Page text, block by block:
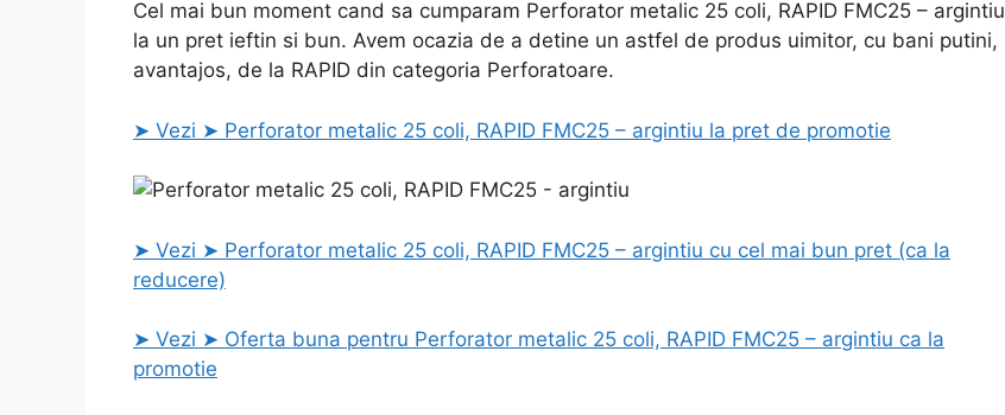
Cel mai bun moment cand sa cumparam Perforator metalic 25 coli, RAPID FMC25 – argintiu
la un pret ieftin si bun. Avem ocazia de a detine un astfel de produs uimitor, cu bani putini,
avantajos, de la RAPID din categoria Perforatoare.
➤ Vezi ➤ Perforator metalic 25 coli, RAPID FMC25 – argintiu la pret de promotie
➤ Vezi ➤ Perforator metalic 25 coli, RAPID FMC25 – argintiu cu cel mai bun pret (ca la
reducere)
➤ Vezi ➤ Oferta buna pentru Perforator metalic 25 coli, RAPID FMC25 – argintiu ca la
promotie